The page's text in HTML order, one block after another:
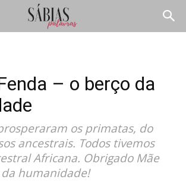
– o berço da
os primatas, do
ancestrais. Todos tivemos
Africana. Obrigado Mãe
humanidade!